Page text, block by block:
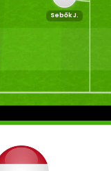
Sebők J.